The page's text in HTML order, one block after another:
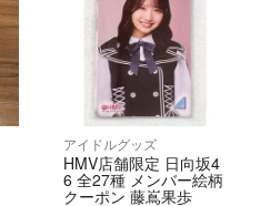
アイドルグッズ
HMV店舗限定 日向坂4
6 全27種 メンバー絵柄
クーポン 藤嶌果歩